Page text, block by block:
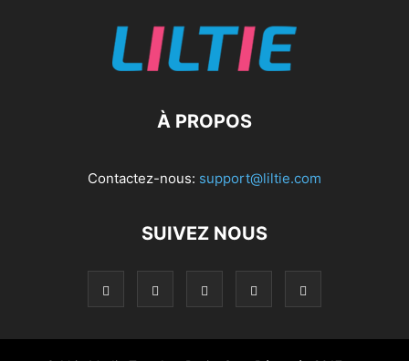
À PROPOS
Contactez-nous: support@liltie.com
SUIVEZ NOUS